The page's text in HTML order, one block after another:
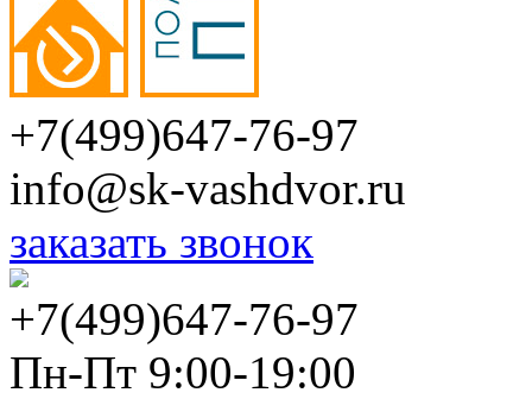
+7(499)647-76-97
info@sk-vashdvor.ru
заказать звонок
+7(499)647-76-97
Пн-Пт 9:00-19:00